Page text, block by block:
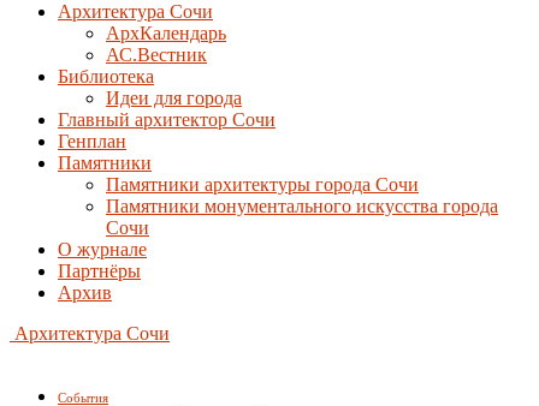
Архитектура Сочи
АрхКалендарь
АС.Вестник
Библиотека
Идеи для города
Главный архитектор Сочи
Генплан
Памятники
Памятники архитектуры города Сочи
Памятники монументального искусства города
Сочи
О журнале
Партнёры
Архив
Архитектура Сочи
События